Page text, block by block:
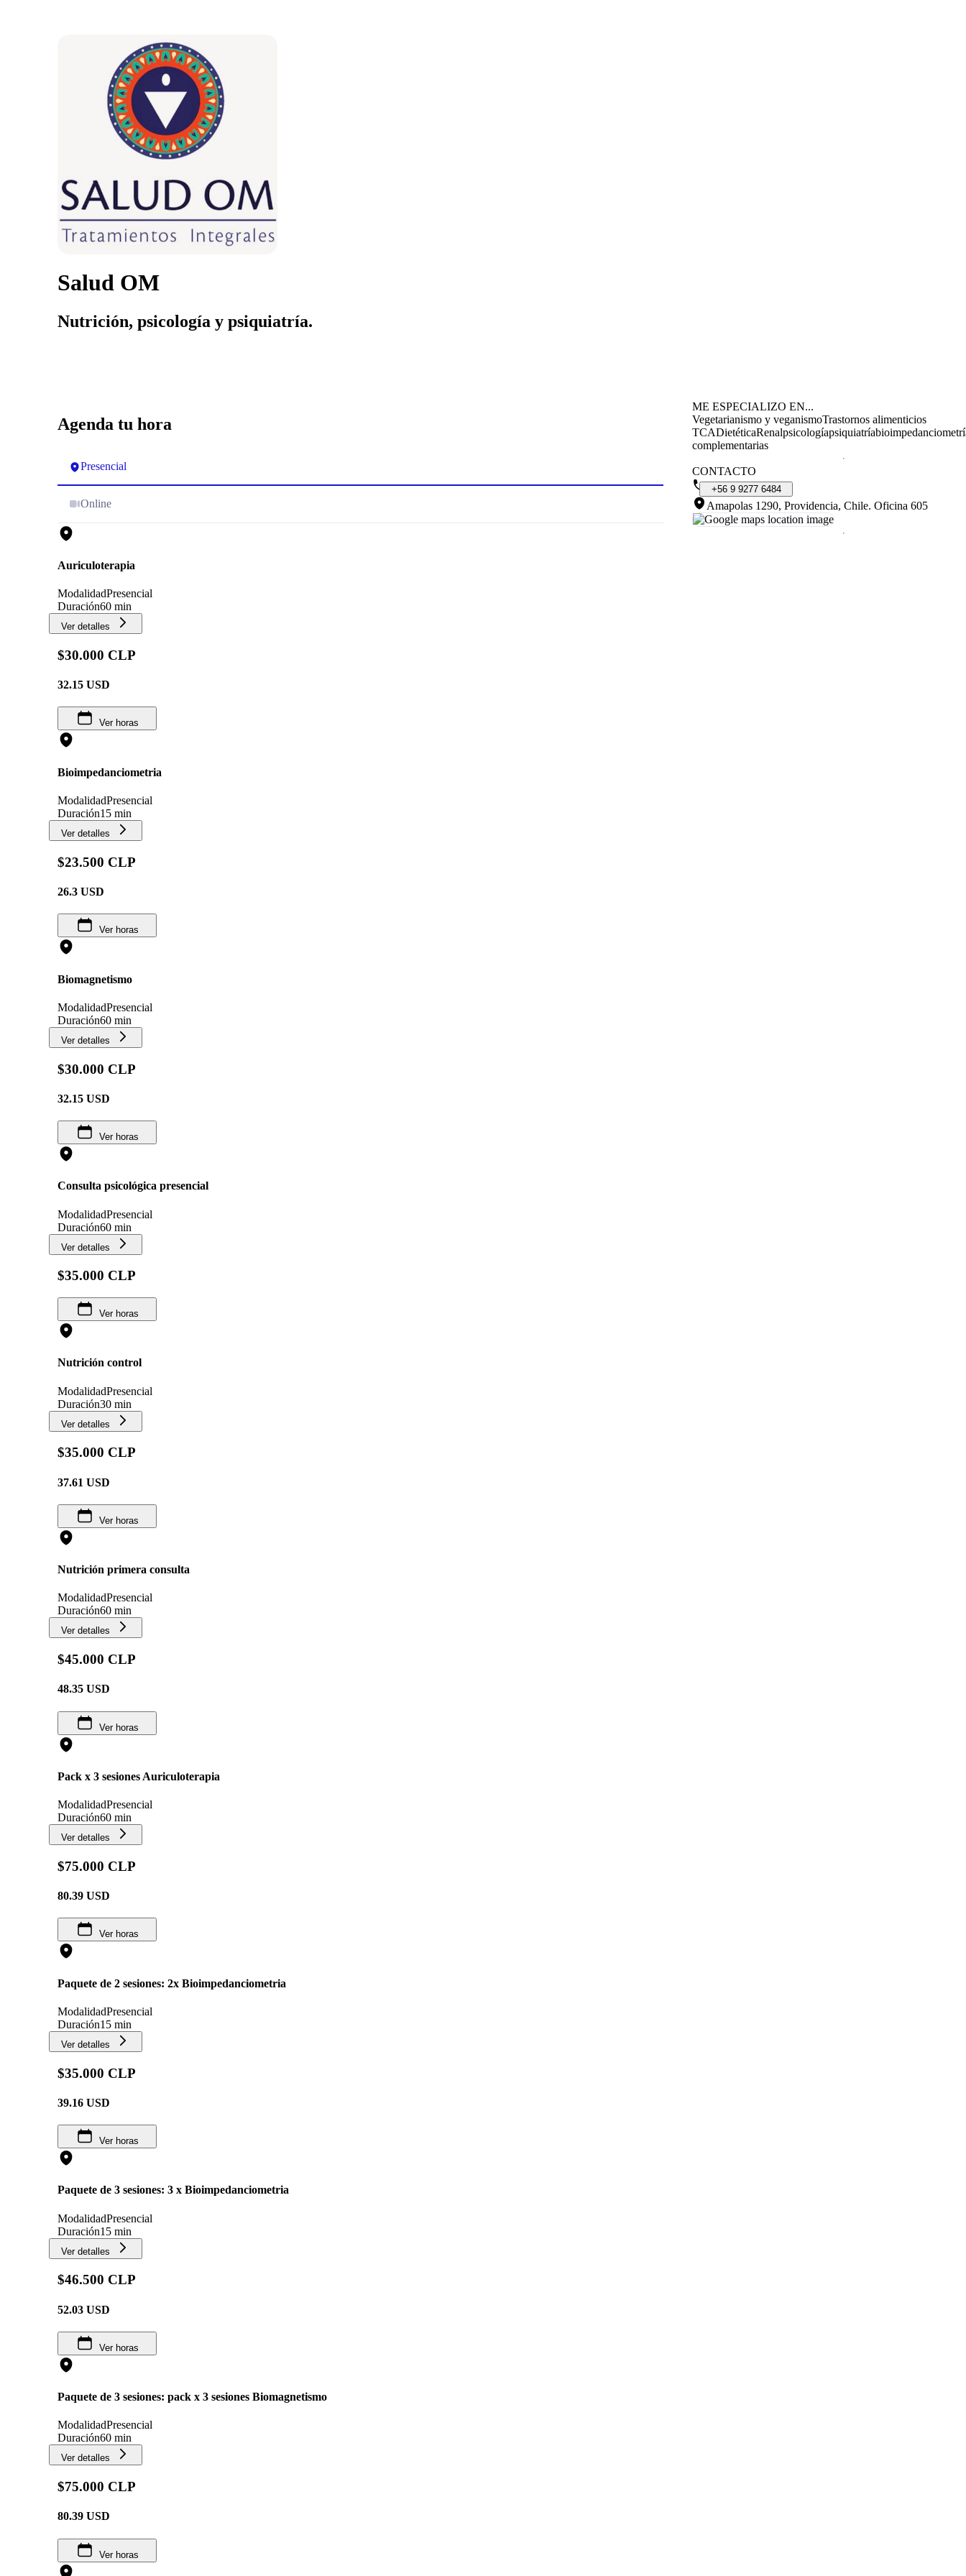
Salud OM
Nutrición, psicología y psiquiatría.
Agenda tu hora
Presencial
Online
Auriculoterapia
ModalidadPresencial
Duración60 min
Ver detalles
$30.000 CLP
32.15 USD
Ver horas
Bioimpedanciometria
ModalidadPresencial
Duración15 min
Ver detalles
$23.500 CLP
26.3 USD
Ver horas
Biomagnetismo
ModalidadPresencial
Duración60 min
Ver detalles
$30.000 CLP
32.15 USD
Ver horas
Consulta psicológica presencial
ModalidadPresencial
Duración60 min
Ver detalles
$35.000 CLP
Ver horas
Nutrición control
ModalidadPresencial
Duración30 min
Ver detalles
$35.000 CLP
37.61 USD
Ver horas
Nutrición primera consulta
ModalidadPresencial
Duración60 min
Ver detalles
$45.000 CLP
48.35 USD
Ver horas
Pack x 3 sesiones Auriculoterapia
ModalidadPresencial
Duración60 min
Ver detalles
$75.000 CLP
80.39 USD
Ver horas
Paquete de 2 sesiones: 2x Bioimpedanciometria
ModalidadPresencial
Duración15 min
Ver detalles
$35.000 CLP
39.16 USD
Ver horas
Paquete de 3 sesiones: 3 x Bioimpedanciometria
ModalidadPresencial
Duración15 min
Ver detalles
$46.500 CLP
52.03 USD
Ver horas
Paquete de 3 sesiones: pack x 3 sesiones Biomagnetismo
ModalidadPresencial
Duración60 min
Ver detalles
$75.000 CLP
80.39 USD
Ver horas
ME ESPECIALIZO EN...
Vegetarianismo y veganismoTrastornos alimenticios
TCADietéticaRenalpsicologíapsiquiatría
complementarias
CONTACTO
+56 9 9277 6484
Amapolas 1290, Providencia, Chile. Oficina 605